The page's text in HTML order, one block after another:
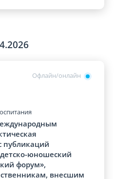
Офлайн/онлайн
публикаций
юношеский
форум»,
внесшим